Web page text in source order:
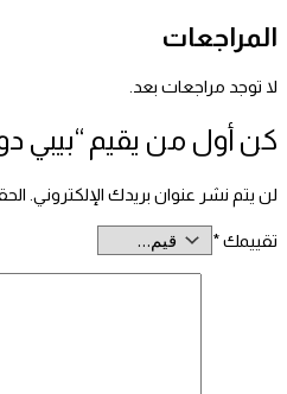
المراجعات
لا توجد مراجعات بعد.
كن أول من يقيم “بيبي
لن يتم نشر عنوان بريدك الإلكتروني.
تقييمك*